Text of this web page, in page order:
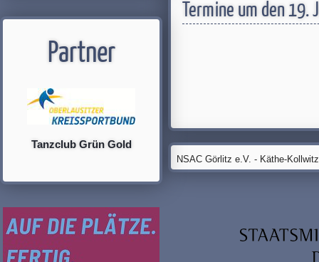
Termine um den 19.
NSAC Görlitz e.V. - Käthe-
Partner
Tanzclub Grün Gold